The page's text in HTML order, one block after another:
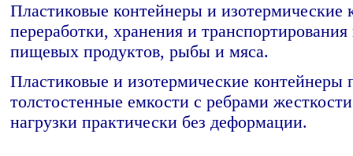
Пластиковые контейнеры и изотермические
переработки, хранения и
пищевых продуктов, рыбы и мяса.
Пластиковые и изотермические контейнеры
толстостенные емкости с ребрами
нагрузки практически без деформации.